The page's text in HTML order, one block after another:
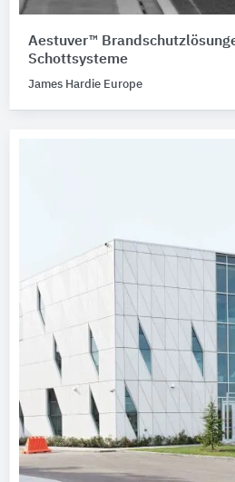
Aestuver™
Schottsysteme
James Hardie Europe